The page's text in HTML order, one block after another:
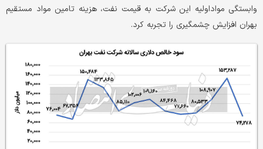
وابستگی مواداولیه این شرکت به قیمت نفت، هزینه تامین مواد مستقیم
بهران افزایش چشمگیری را تجربه کرد.